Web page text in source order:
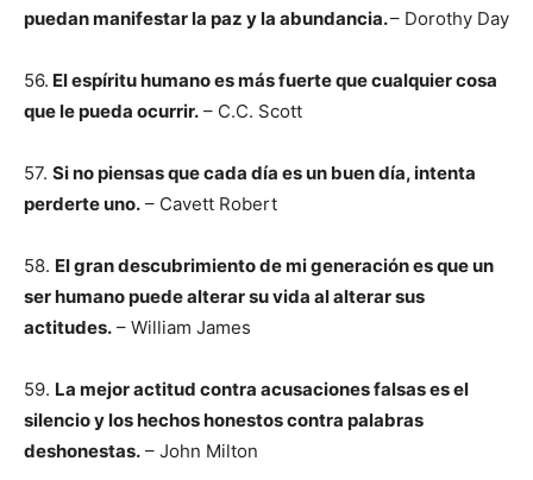
puedan manifestar la paz y la abundancia.– Dorothy Day
56. El espíritu humano es más fuerte que cualquier cosa
que le pueda ocurrir. – C.C. Scott
57. Si no piensas que cada día es un buen día, intenta
perderte uno. – Cavett Robert
58. El gran descubrimiento de mi generación es que un
ser humano puede alterar su vida al alterar sus
actitudes. – William James
59. La mejor actitud contra acusaciones falsas es el
silencio y los hechos honestos contra palabras
deshonestas. – John Milton